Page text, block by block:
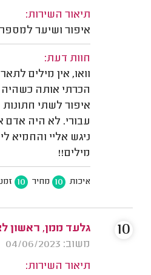
תיאור השירות:
איפור ושיער
חוות דעת:
וואו, אין מילים
הכרתי אותה
איפור לשתי
עבורי. לא היה
ניגש אליי והחמיא
מילים!!
איכות 10 מחיר 10
גלעד ממן, ראשון
משוב: 04/06/2023
תיאור השירות:
10